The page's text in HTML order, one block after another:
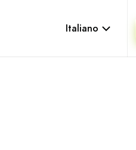
Italiano